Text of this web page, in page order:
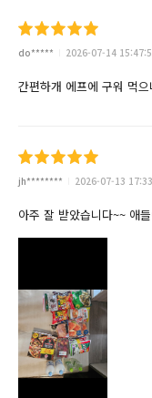
do***** 2026-07-14
간편하개 에프에 구워 먹
jh******** 2026-07-13
아주 잘 받았습니다~~ 애